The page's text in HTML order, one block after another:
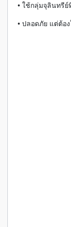
• ใช้กลุ่มจุลินทรี
• ปลอดภัย แต่ต้อ